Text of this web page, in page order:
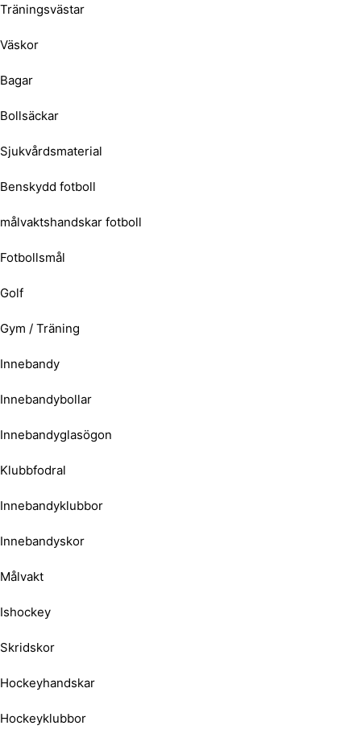
Träningsvästar
Väskor
Bagar
Bollsäckar
Sjukvårdsmaterial
Benskydd fotboll
målvaktshandskar fotboll
Fotbollsmål
Golf
Gym / Träning
Innebandy
Innebandybollar
Innebandyglasögon
Klubbfodral
Innebandyklubbor
Innebandyskor
Målvakt
Ishockey
Skridskor
Hockeyhandskar
Hockeyklubbor